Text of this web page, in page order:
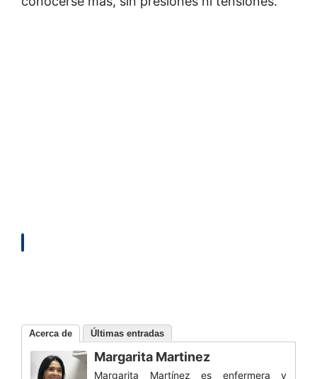
Acerca de Últimas entradas
Margarita Martinez
Margarita Martínez es enfermera y